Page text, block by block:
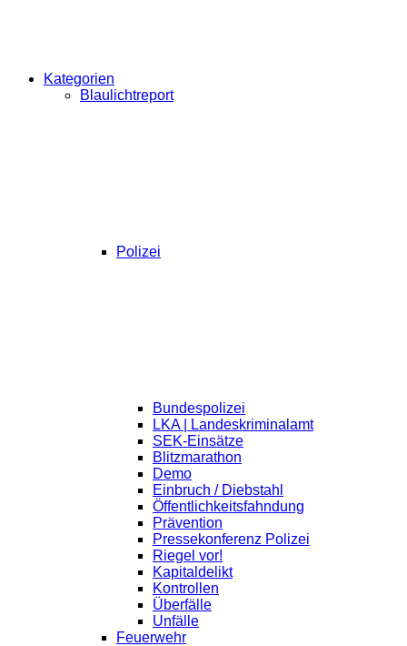
Kategorien
Blaulichtreport
Polizei
Bundespolizei
LKA | Landeskriminalamt
SEK-Einsätze
Blitzmarathon
Demo
Einbruch / Diebstahl
Öffentlichkeitsfahndung
Prävention
Pressekonferenz Polizei
Riegel vor!
Kapitaldelikt
Kontrollen
Überfälle
Unfälle
Feuerwehr